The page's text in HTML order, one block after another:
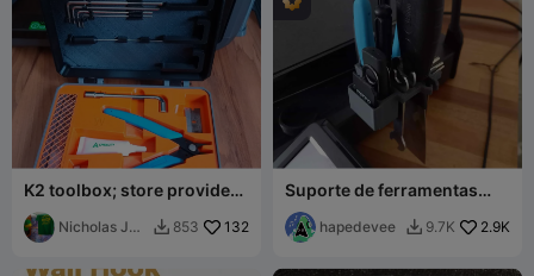
K2 toolbox; store provided
tools; K2 K2combo K2pro
K2plusNicholas J
 853 132
Suporte de ferramentas
para Ender-3 V3 SE/KE
(sem suporte)
hapedevee  9.7K 2.9K